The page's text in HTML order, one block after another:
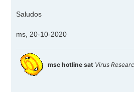
Saludos
ms, 20-10-2020
msc hotline sat Virus